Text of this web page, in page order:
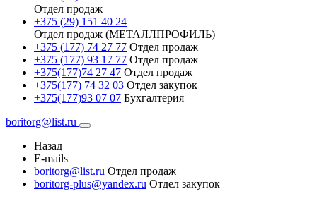
Отдел продаж
+375 (29) 151 40 24
Отдел продаж (МЕТАЛЛПРОФИЛЬ)
+375 (177) 74 27 77 Отдел продаж
+375 (177) 93 17 77 Отдел продаж
+375(177)74 27 47 Отдел продаж
+375(177) 74 32 03 Отдел закупок
+375(177)93 07 07 Бухгалтерия
boritorg@list.ru
Назад
E-mails
boritorg@list.ru Отдел продаж
boritorg-plus@yandex.ru Отдел закупок